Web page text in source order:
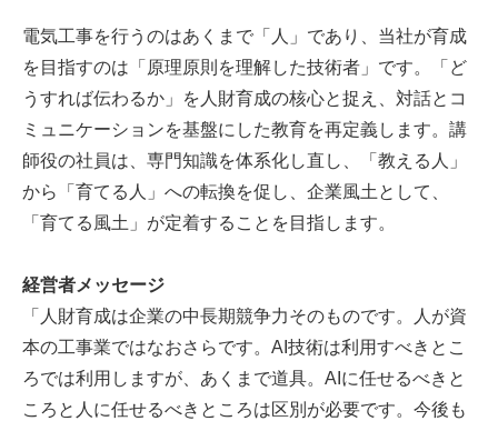
電気工事を行うのはあくまで「人」であり、当社が育成
を目指すのは「原理原則を理解した技術者」です。「ど
うすれば伝わるか」を人財育成の核心と捉え、対話とコ
ミュニケーションを基盤にした教育を再定義します。講
師役の社員は、専門知識を体系化し直し、「教える人」
から「育てる人」への転換を促し、企業風土として、
「育てる風土」が定着することを目指します。
経営者メッセージ
「人財育成は企業の中長期競争力そのものです。人が資
本の工事業ではなおさらです。AI技術は利用すべきとこ
ろでは利用しますが、あくまで道具。AIに任せるべきと
ころと人に任せるべきところは区別が必要です。今後も